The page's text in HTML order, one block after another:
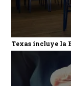
Texas incluye la